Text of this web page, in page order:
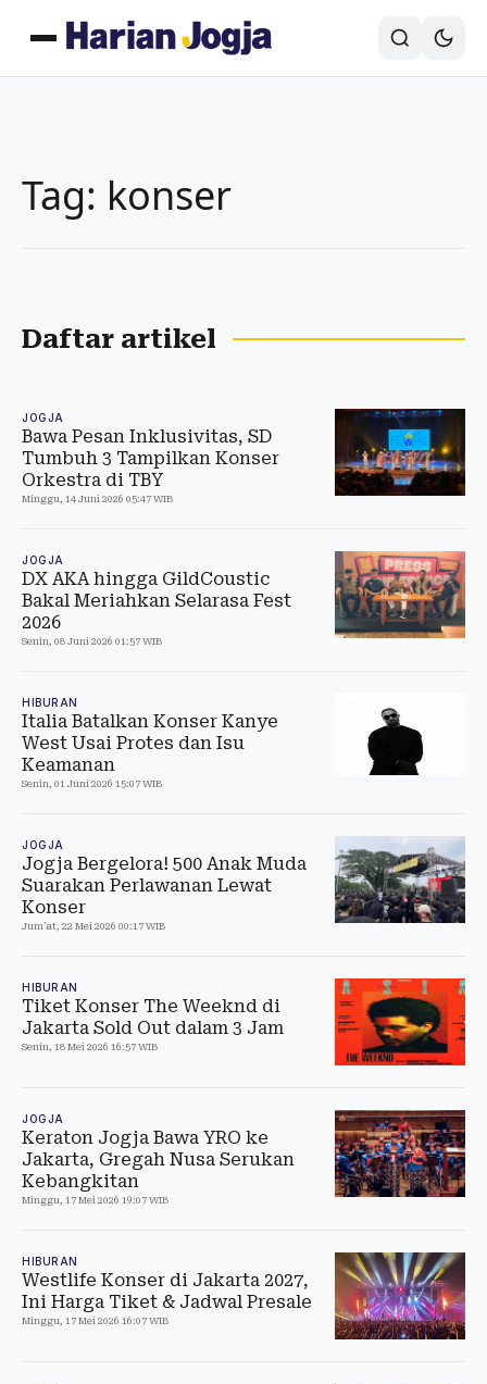
Tag: konser
Daftar artikel
JOGJA
Bawa Pesan Inklusivitas, SD
Tumbuh 3 Tampilkan Konser
Orkestra di TBY
Minggu, 14 Juni 2026 05:47 WIB
JOGJA
DX AKA hingga GildCoustic
Bakal Meriahkan Selarasa Fest
2026
Senin, 08 Juni 2026 01:57 WIB
HIBURAN
Italia Batalkan Konser Kanye
West Usai Protes dan Isu
Keamanan
Senin, 01 Juni 2026 15:07 WIB
JOGJA
Jogja Bergelora! 500 Anak Muda
Suarakan Perlawanan Lewat
Konser
Jum'at, 22 Mei 2026 00:17 WIB
HIBURAN
Tiket Konser The Weeknd di
Jakarta Sold Out dalam 3 Jam
Senin, 18 Mei 2026 16:57 WIB
JOGJA
Keraton Jogja Bawa YRO ke
Jakarta, Gregah Nusa Serukan
Kebangkitan
Minggu, 17 Mei 2026 19:07 WIB
HIBURAN
Westlife Konser di Jakarta 2027,
Ini Harga Tiket & Jadwal Presale
Minggu, 17 Mei 2026 16:07 WIB